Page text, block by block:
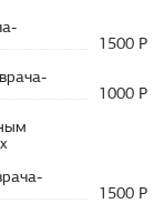
1500 Р
1000 Р
1500 Р